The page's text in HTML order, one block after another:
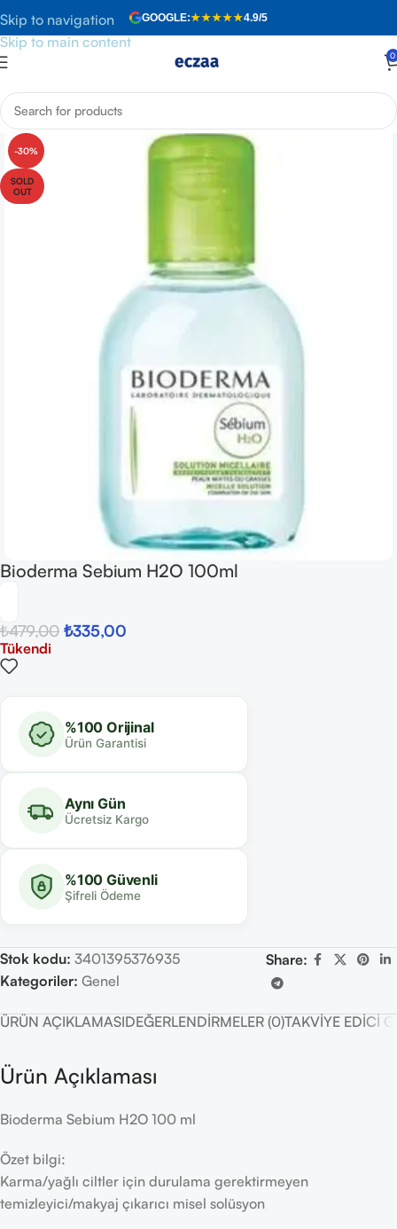
Skip to navigation
Skip to main content
GOOGLE:★★★★★4.9/5
0
Anasayfa» Mağaza
-30%
SOLD
OUT
Bioderma Sebium H2O 100ml
₺479,00 ₺335,00
Tükendi
%100 Orijinal
Ürün Garantisi
Aynı Gün
Ücretsiz Kargo
%100 Güvenli
Şifreli Ödeme
Stok kodu: 3401395376935
Kategoriler: Genel
Share:
ÜRÜN AÇIKLAMASIDEĞERLENDIRMELER (0)TAKVIYE EDICI
Ürün Açıklaması
Bioderma Sebium H2O 100 ml
Özet bilgi:
Karma/yağlı ciltler için durulama gerektirmeyen
temizleyici/makyaj çıkarıcı misel solüsyon